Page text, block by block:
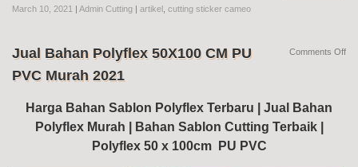
March 10, 2021 | Admin Cutting | artikel cutting sticker cameo
Jual Bahan Polyflex 50X100 CM PU
PVC Murah 2021
Harga Bahan Sablon Polyflex Terbaru | Jual Bahan
Polyflex Murah | Bahan Sablon Cutting Terbaik |
Polyflex 50 x 100cm PU PVC
Comments Offon